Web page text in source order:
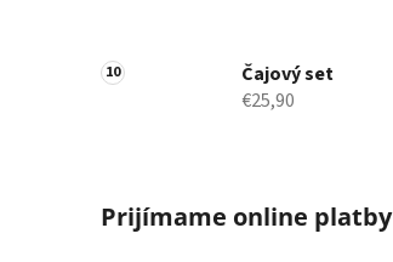
Čajový set
€25,90
Prijímame online platby